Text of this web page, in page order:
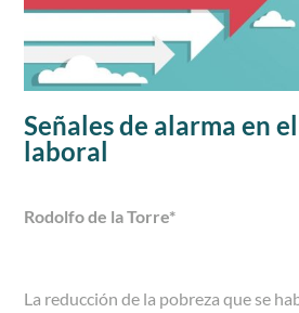
Señales de alarma en
laboral
Rodolfo de la Torre*
La reducción de la pobreza que se